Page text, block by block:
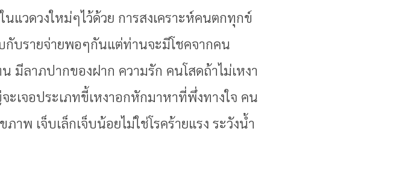
แวดวงใหม่ๆไว้ด้วย การสงเคราะห์คนตกทุกข์
บกับรายจ่ายพอๆกันแต่ท่านจะมีโชคจากคน
มีลาภปากของฝาก ความรัก คนโสดถ้าไม่เหงา
เจอประเภทขี้เหงาอกหักมาหาที่พึ่งทางใจ คน
พ เจ็บเล็กเจ็บน้อยไม่ใช่โรคร้ายแรง ระวังน้ำ